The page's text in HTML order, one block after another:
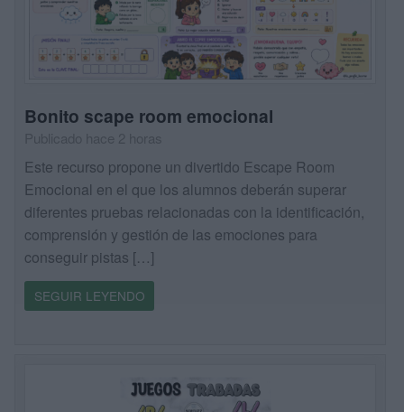
Bonito scape room emocional
Este recurso propone un divertido Escape Room
Emocional en el que los alumnos deberán superar
diferentes pruebas relacionadas con la identificación,
comprensión y gestión de las emociones para
conseguir pistas […]
SEGUIR LEYENDO